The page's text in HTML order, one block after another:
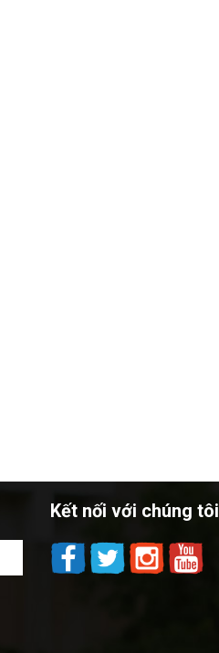
Kết nối với chúng tôi